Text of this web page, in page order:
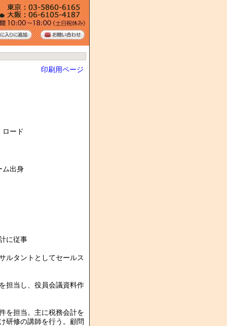
印刷用ページ
ロード
ム出身
に従事
ルタントとしてセールス
担当し、役員会議資料作
を担当。主に税務会計を
研修の講師を行う。顧問